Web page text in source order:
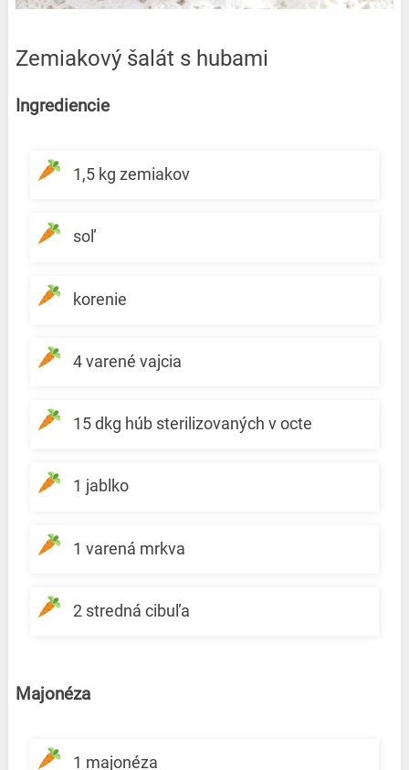
Zemiakový šalát s hubami
Ingrediencie
1,5 kg zemiakov
soľ
korenie
4 varené vajcia
15 dkg húb sterilizovaných v octe
1 jablko
1 varená mrkva
2 stredná cibuľa
Majonéza
1 majonéza